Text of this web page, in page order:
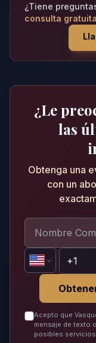
¿Tiene
consulta
¿Le
las
Obtenga una
con un
Acepto que
mensaje de texto
posibles servicios